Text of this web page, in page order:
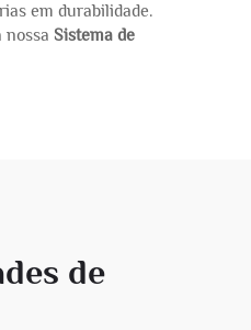
em durabilidade.
nossa Sistema de
de